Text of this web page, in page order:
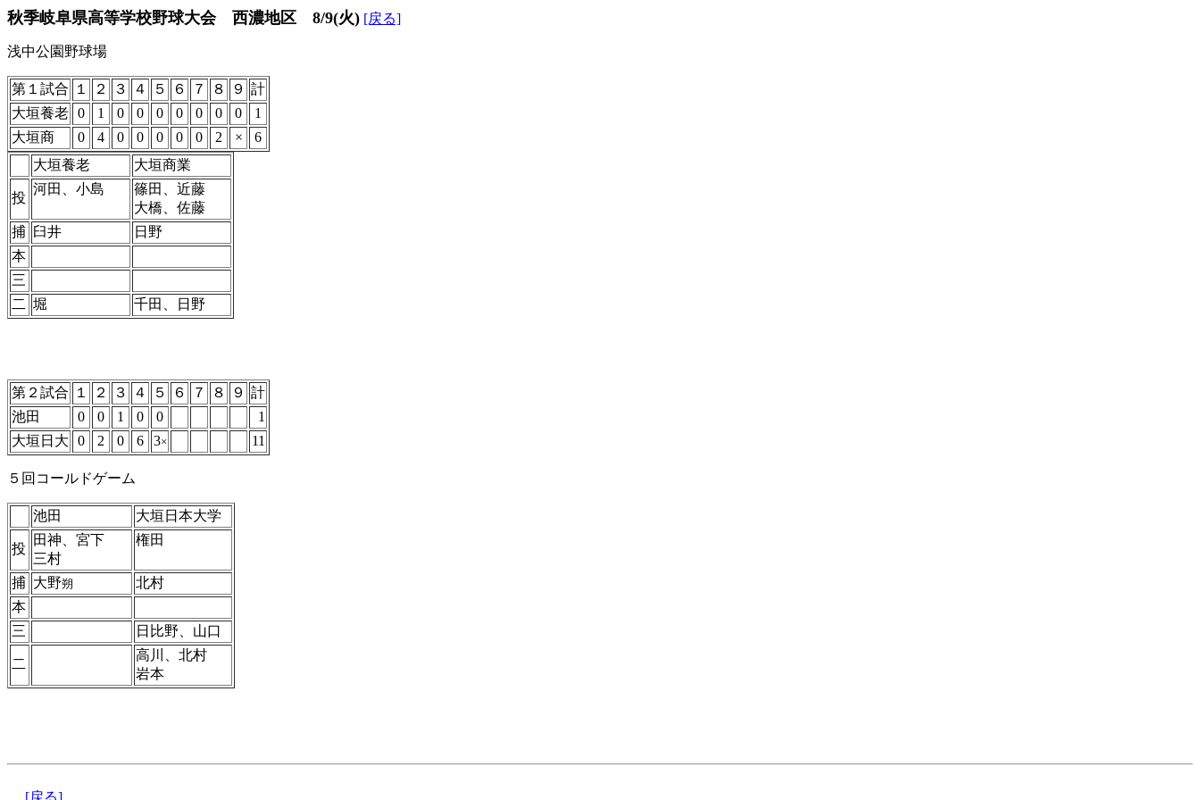
秋季岐阜県高等学校野球大会 西濃地区 8/9(火) [戻る]
浅中公園野球場
第１試合 １ ２ ３ ４ ５ ６ ７ ８ ９ 計
大垣養老 0 1 0 0 0 0 0 0 0
1
大垣商
0 4 0 0 0 0 0 2 ×
6
大垣養老
大垣商業
投
河田、小島
篠田、近藤
大橋、佐藤
捕 臼井
日野
本
三
二 堀 千田、日野
第２試合 １ ２ ３ ４ ５ ６ ７ ８ ９ 計
池田
0 0 1 0 0
1
大垣日大
0 2 0 6 3× 11
５回コールドゲーム
池田 大垣日本大学
投
田神、宮下
三村
権田
捕 大野朔
北村
本
三
日比野、山口
二
高川、北村
岩本
[戻る]